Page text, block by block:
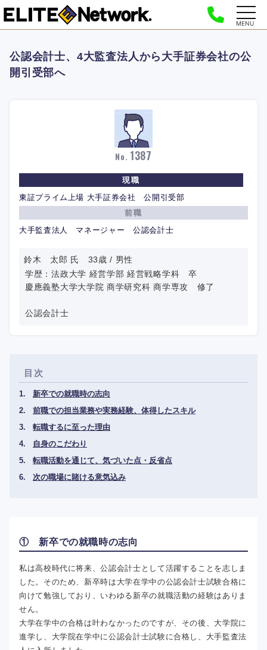
MENU
公認会計士、4大監査法人から大手証券会社の公
開引受部へ
No. 1387
現職
東証プライム上場 大手証券会社 公開引受部
前職
大手監査法人 マネージャー 公認会計士
鈴木 太郎 氏 33歳 / 男性
学歴：法政大学 経営学部 経営戦略学科 卒
慶應義塾大学大学院 商学研究科 商学専攻 修了
公認会計士
目次
新卒での就職時の志向
前職での担当業務や実務経験、体得したスキル
転職するに至った理由
自身のこだわり
転職活動を通じて、気づいた点・反省点
次の職場に賭ける意気込み
① 新卒での就職時の志向
私は高校時代に将来、公認会計士として活躍することを志しま
した。そのため、新卒時は大学在学中の公認会計士試験合格に
向けて勉強しており、いわゆる新卒の就職活動の経験はありま
せん。
大学在学中の合格は叶わなかったのですが、その後、大学院に
進学し、大学院在学中に公認会計士試験に合格し、大手監査法